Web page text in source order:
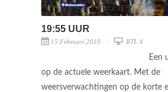
19:55 UUR
15 Februari 2019 RTL 4
Een
op de actuele weerkaart. Met de
weersverwachtingen op de korte